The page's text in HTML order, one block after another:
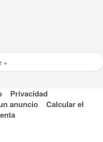
»
Privacidad
anuncio
Calcular el